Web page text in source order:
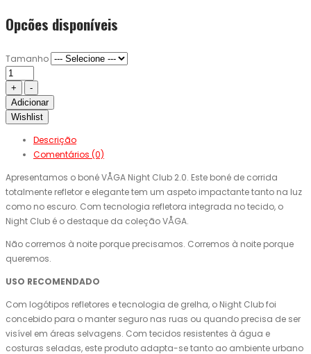
Opcões disponíveis
Tamanho
Adicionar
Wishlist
Descrição
Comentários (0)
Apresentamos o boné VÅGA Night Club 2.0. Este boné de corrida
totalmente refletor e elegante tem um aspeto impactante tanto na luz
como no escuro. Com tecnologia refletora integrada no tecido, o
Night Club é o destaque da coleção VÅGA.
Não corremos à noite porque precisamos. Corremos à noite porque
queremos.
USO RECOMENDADO
Com logótipos refletores e tecnologia de grelha, o Night Club foi
concebido para o manter seguro nas ruas ou quando precisa de ser
visível em áreas selvagens. Com tecidos resistentes à água e
costuras seladas, este produto adapta-se tanto ao ambiente urbano